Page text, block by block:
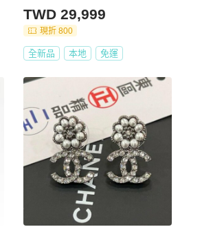
TWD 29,999
現折 800
全新品 本地 免運